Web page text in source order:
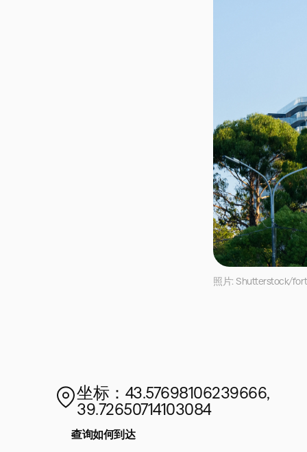
照片: Shutterstock/
坐标：43.57698106239666,
39.72650714103084
查询如何到达